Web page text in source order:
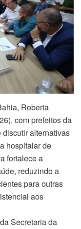
Roberta
com prefeitos da
alternativas
hospitalar de
fortalece a
reduzindo a
para outras
aos
Secretaria da